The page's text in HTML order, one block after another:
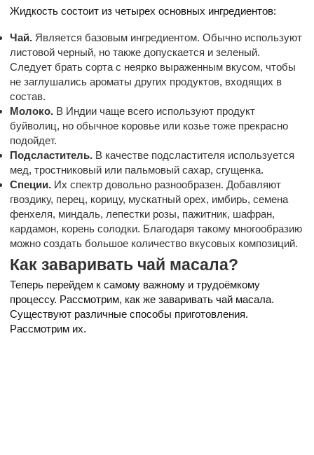
Жидкость состоит из четырех основных ингредиентов:
Чай. Является базовым ингредиентом. Обычно используют
листовой черный, но также допускается и зеленый.
Следует брать сорта с неярко выраженным вкусом, чтобы
не заглушались ароматы других продуктов, входящих в
состав.
Молоко. В Индии чаще всего используют продукт
буйволиц, но обычное коровье или козье тоже прекрасно
подойдет.
Подсластитель. В качестве подсластителя используется
мед, тростниковый или пальмовый сахар, сгущенка.
Специи. Их спектр довольно разнообразен. Добавляют
гвоздику, перец, корицу, мускатный орех, имбирь, семена
фенхеля, миндаль, лепестки розы, пажитник, шафран,
кардамон, корень солодки. Благодаря такому многообразию
можно создать большое количество вкусовых композиций.
Как заваривать чай масала?
Теперь перейдем к самому важному и трудоёмкому
процессу. Рассмотрим, как же заваривать чай масала.
Существуют различные способы приготовления.
Рассмотрим их.